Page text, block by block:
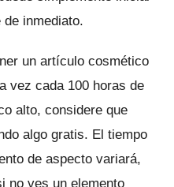
inmediato.
un artículo cosmético
vez cada 100 horas de
alto, considere que
algo gratis. El tiempo
de aspecto variará,
no ves un elemento